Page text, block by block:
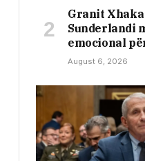
Granit
Sunderlandi
emocional
August 6, 2026